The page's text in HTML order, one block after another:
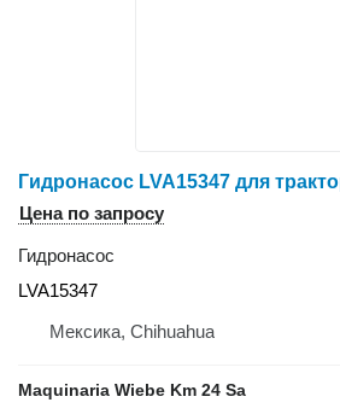
Цена по запросу
Гидронасос
LVA15347
Мексика, Chihuahua
Maquinaria Wiebe Km 24 Sa